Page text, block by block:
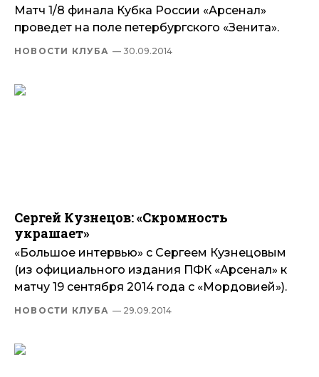
Матч 1/8 финала Кубка России «Арсенал»
проведет на поле петербургского «Зенита».
НОВОСТИ КЛУБА — 30.09.2014
Сергей Кузнецов: «Скромность
украшает»
«Большое интервью» с Сергеем Кузнецовым
(из официального издания ПФК «Арсенал» к
матчу 19 сентября 2014 года с «Мордовией»).
НОВОСТИ КЛУБА — 29.09.2014